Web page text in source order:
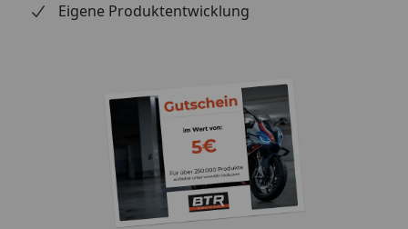
Eigene Produktentwicklung